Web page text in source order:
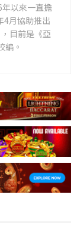
以來一直擔
4月協助推出
目前是《亞
編。